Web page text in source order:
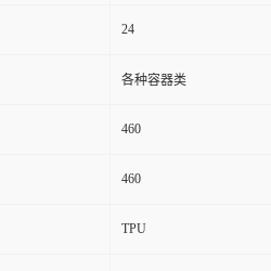
24
各种容器类
460
460
TPU